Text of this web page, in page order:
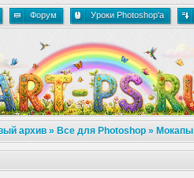
Форум Уроки Photoshop'a
архив » Все для Photoshop » Мокапы